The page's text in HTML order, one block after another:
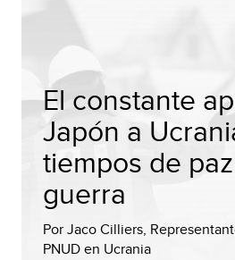
El constante
Japón a
tiempos de
guerra
Por Jaco Cilliers,
PNUD en Ucrania